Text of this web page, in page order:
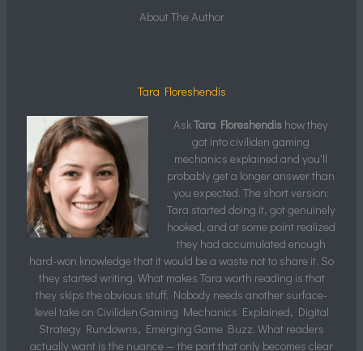
About The Author
Tara Floreshendis
AskTara Floreshendis how they
got into civiliden gaming
mechanics explained and you'll
probably get a longer answer than
you expected. The short version:
Tara started doing it, got genuinely
hooked, and at some point realized
they had accumulated enough
hard-won knowledge that it would be a waste not to share it. So
they started writing. What makes Tara worth reading is that
they skips the obvious stuff. Nobody needs another surface-
level take on Civiliden Gaming Mechanics Explained, Digital
Strategy Rundowns, Emerging Game Buzz. What readers
actually want is the nuance — the part that only becomes clear